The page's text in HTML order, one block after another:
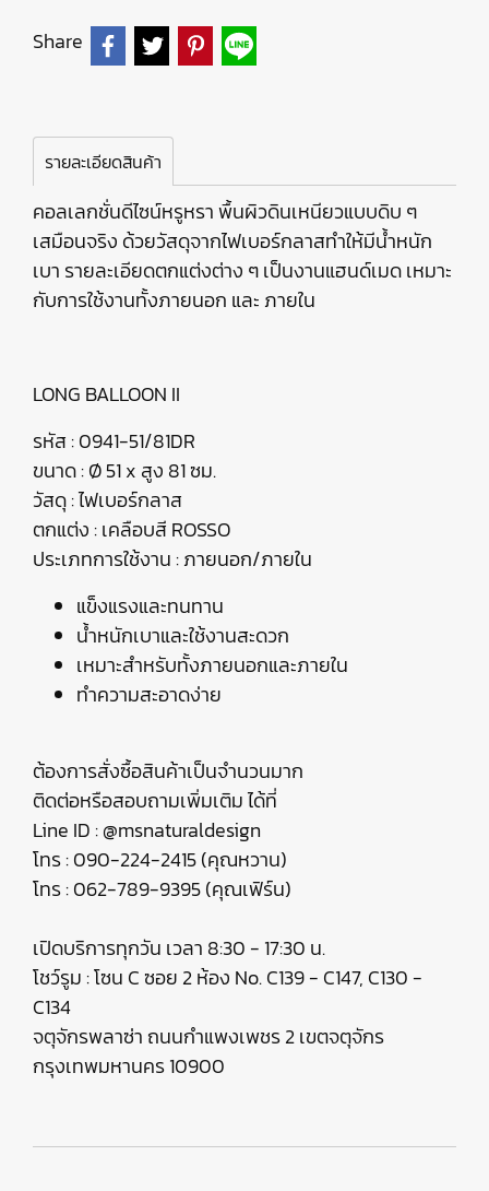
Share
รายละเอียดสินค้า
คอลเลกชั่นดีไซน์หรูหรา พื้นผิวดินเหนียวแบบดิบ ๆ
เสมือนจริง ด้วยวัสดุจากไฟเบอร์กลาสทำให้มีน้ำหนัก
เบา รายละเอียดตกแต่งต่าง ๆ เป็นงานแฮนด์เมด เหมาะ
กับการใช้งานทั้งภายนอก และ ภายใน
LONG BALLOON II
รหัส : 0941-51/81DR
ขนาด : Ø 51 x สูง 81 ซม.
วัสดุ : ไฟเบอร์กลาส
ตกแต่ง : เคลือบสี ROSSO
ประเภทการใช้งาน : ภายนอก/ภายใน
แข็งแรงและทนทาน
น้ำหนักเบาและใช้งานสะดวก
เหมาะสำหรับทั้งภายนอกและภายใน
ทำความสะอาดง่าย
ต้องการสั่งซื้อสินค้าเป็นจำนวนมาก
ติดต่อหรือสอบถามเพิ่มเติม ได้ที่
Line ID : @msnaturaldesign
โทร : 090-224-2415 (คุณหวาน)
โทร : 062-789-9395 (คุณเฟิร์น)
เปิดบริการทุกวัน เวลา 8:30 - 17:30 น.
โชว์รูม : โซน C ซอย 2 ห้อง No. C139 - C147, C130 -
C134
จตุจักรพลาซ่า ถนนกำแพงเพชร 2 เขตจตุจักร
กรุงเทพมหานคร 10900